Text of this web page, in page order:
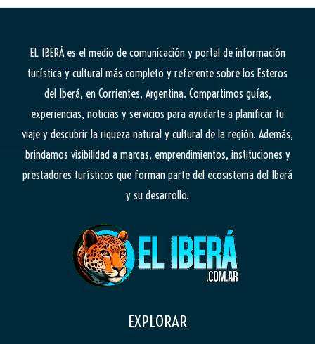
EL IBERÁes el medio de comunicación y portal de información
turística y cultural más completo y referente sobre los Esteros
del Iberá, en Corrientes, Argentina. Compartimos guías,
experiencias, noticias y servicios para ayudarte a planificar tu
viaje y descubrir la riqueza natural y cultural de la región. Además,
brindamos visibilidad a marcas, emprendimientos, instituciones y
prestadores turísticos que forman parte del ecosistema del Iberá
y su desarrollo.
EXPLORAR